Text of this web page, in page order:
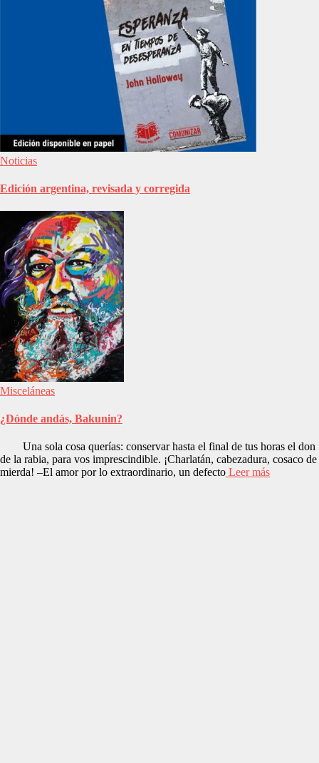
Noticias
Edición argentina, revisada y corregida
Misceláneas
¿Dónde andás, Bakunin?
Una sola cosa querías: conservar hasta el final de tus horas el don
de la rabia, para vos imprescindible. ¡Charlatán, cabezadura, cosaco de
mierda! –El amor por lo extraordinario, un defecto Leer más